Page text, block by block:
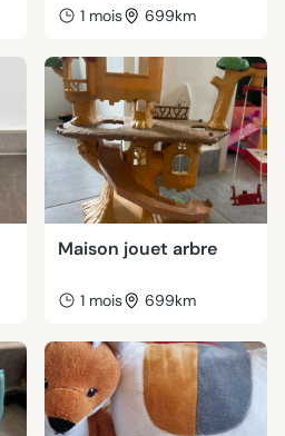
1 mois 699km
Maison jouet arbre
1 mois 699km